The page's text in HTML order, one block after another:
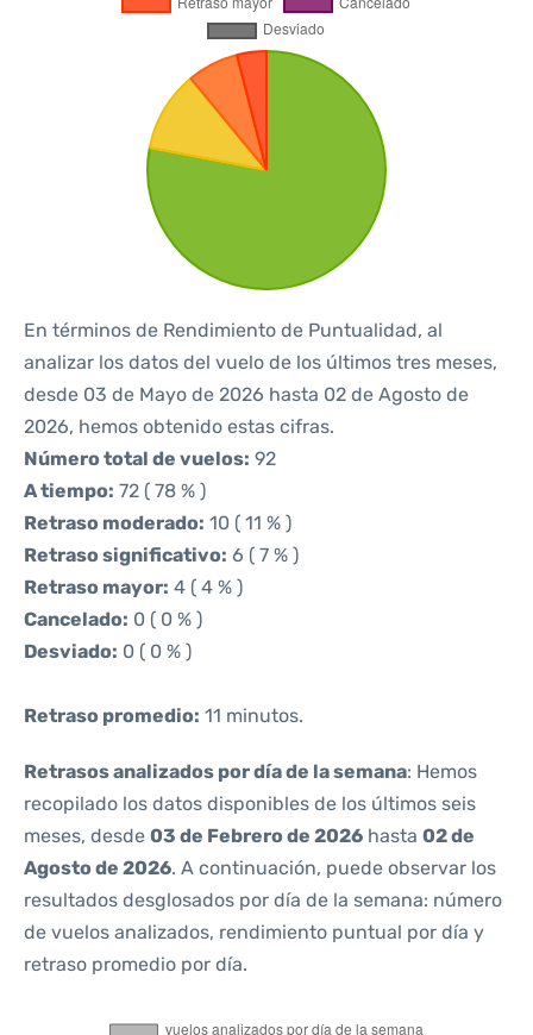
En términos de Rendimiento de Puntualidad, al
analizar los datos del vuelo de los últimos tres meses,
desde 03 de Mayo de 2026 hasta 02 de Agosto de
2026, hemos obtenido estas cifras.
Número total de vuelos: 92
A tiempo: 72 ( 78 % )
Retraso moderado: 10 ( 11 % )
Retraso significativo: 6 ( 7 % )
Retraso mayor: 4 ( 4 % )
Cancelado: 0 ( 0 % )
Desviado: 0 ( 0 % )
Retraso promedio: 11 minutos.
Retrasos analizados por día de la semana: Hemos
recopilado los datos disponibles de los últimos seis
meses, desde 03 de Febrero de 2026 hasta 02 de
Agosto de 2026. A continuación, puede observar los
resultados desglosados por día de la semana: número
de vuelos analizados, rendimiento puntual por día y
retraso promedio por día.